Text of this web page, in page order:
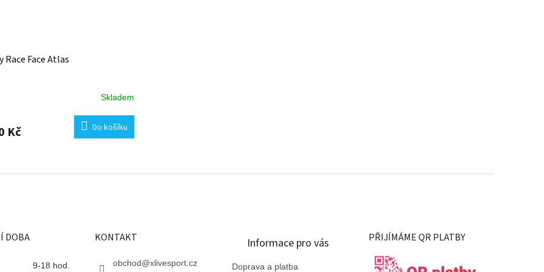
Race Face Atlas
Skladem
Kč Do košíku
v
DOBA
9-18 hod.
KONTAKT
obchod@xlivesport.cz
Informace pro vás
Doprava a platba
PŘIJÍMÁME QR PLATBY